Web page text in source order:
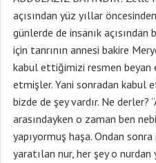
açısından yüz yıllar
günlerde de insanık
için tanrının annesi bakire
kabul ettiğimizi resmen beyan
etmişler. Yani sonradan kabul
bizde de şey vardır. Ne derler?
arasındayken o zaman ben
yapıyormuş haşa. Ondan
yaratılan nur, her şey o nurdan